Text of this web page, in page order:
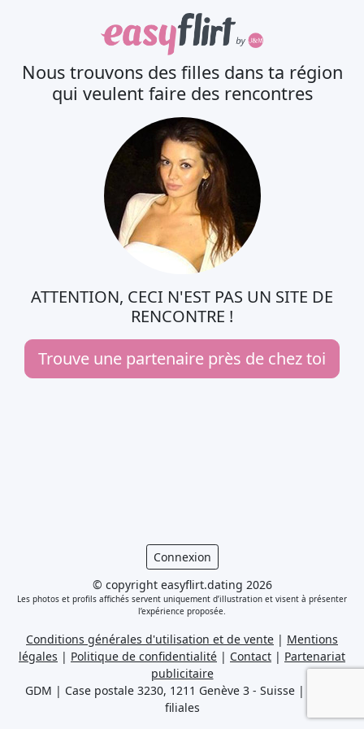
Nous trouvons des filles dans ta région
qui veulent faire des rencontres
ATTENTION, CECI N'EST PAS UN SITE DE
RENCONTRE !
Trouve une partenaire près de chez toi
Connexion
© copyright easyflirt.dating 2026
Les photos et profils affichés servent uniquement d’illustration et visent à présenter
l’expérience proposée.
Conditions générales d'utilisation et de vente | Mentions
légales | Politique de confidentialité | Contact | Partenariat
publicitaire
GDM | Case postale 3230, 1211 Genève 3 - Suisse |
filiales